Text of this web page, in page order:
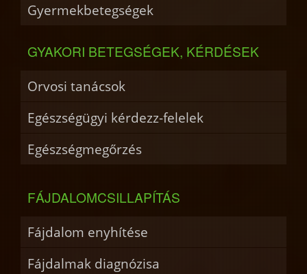
Gyermekbetegségek
GYAKORI BETEGSÉGEK, KÉRDÉSEK
Orvosi tanácsok
Egészségügyi kérdezz-felelek
Egészségmegőrzés
FÁJDALOMCSILLAPÍTÁS
Fájdalom enyhítése
Fájdalmak diagnózisa